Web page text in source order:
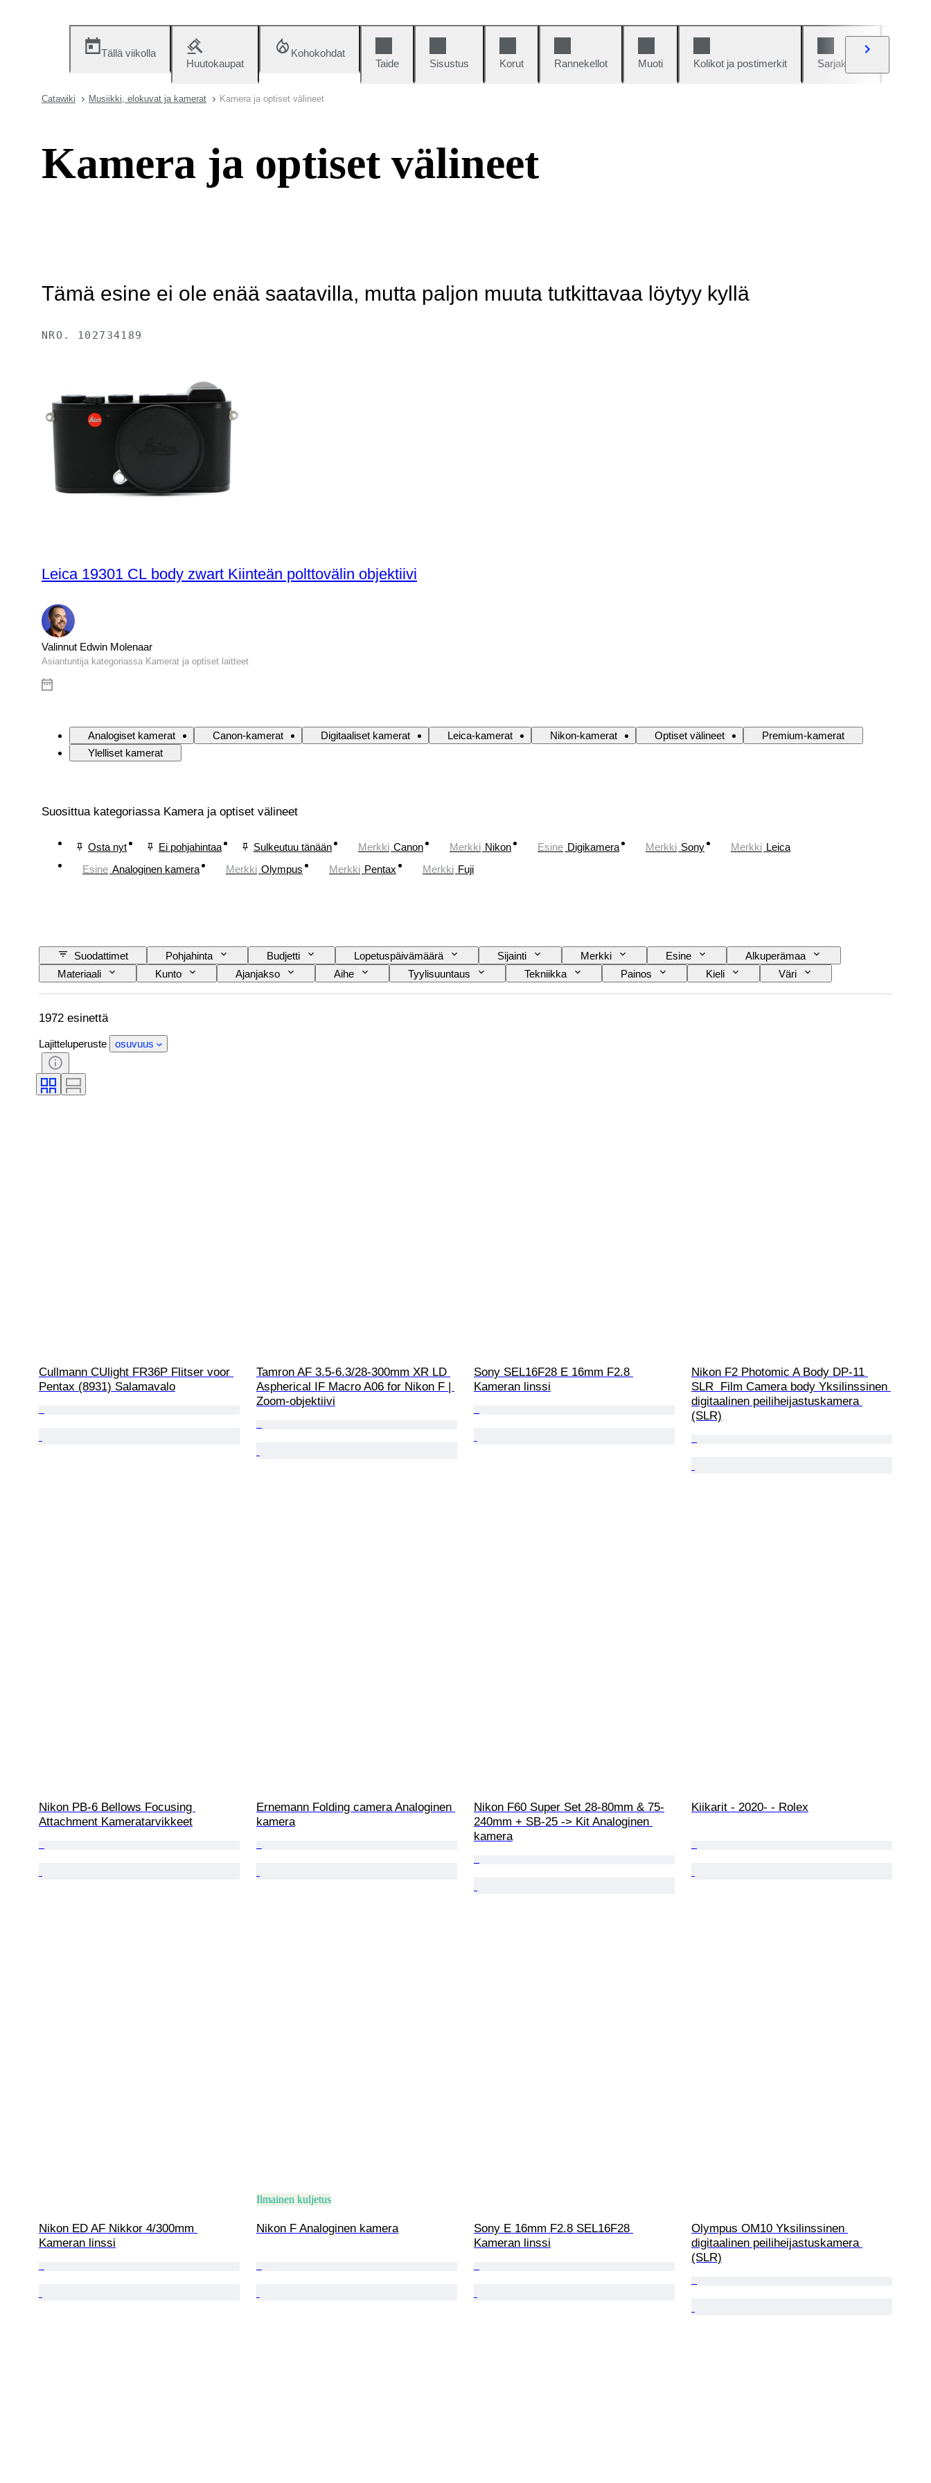
Tällä viikolla
Huutokaupat
Kohokohdat
Taide
Sisustus Korut Rannekellot Muoti Kolikot ja postimerkit Sarjakuvat
Catawiki Musiikki, elokuvat ja kamerat Kamera ja optiset välineet
Kamera ja optiset välineet
Tämä esine ei ole enää saatavilla, mutta paljon muuta tutkittavaa löytyy kyllä
NRO. 102734189
Leica 19301 CL body zwart Kiinteän polttovälin objektiivi
Valinnut Edwin Molenaar
Asiantuntija kategoriassa Kamerat ja optiset laitteet
Analogiset kamerat Canon-kamerat Digitaaliset kamerat Leica-kamerat Nikon-kamerat Optiset välineet
Premium-kamerat
Ylelliset kamerat
Suosittua kategoriassa Kamera ja optiset välineet
Osta nyt Ei pohjahintaa Sulkeutuu tänään Merkki Canon Merkki Nikon Esine Digikamera Merkki Sony Merkki Leica
Esine Analoginen kamera Merkki Olympus Merkki Pentax Merkki Fuji
Suodattimet Pohjahinta Budjetti Lopetuspäivämäärä Sijainti Merkki Esine
Alkuperämaa
Materiaali
Kunto Ajanjakso Aihe Tyylisuuntaus Tekniikka Painos Kieli
Väri
Objektiivin kiinnitys
Kiikarityyppi Mikroskoopin tyyppi Videonauhurin tyyppi Teleskoopin tyyppi
Videokameran tyyppi
1972 esinettä
Lajitteluperuste osuvuus
Cullmann CUlight FR36P Flitser voor
Pentax (8931) Salamavalo
Tamron AF 3.5-6.3/28-300mm XR LD
Aspherical IF Macro A06 for Nikon F |
Zoom-objektiivi
Sony SEL16F28 E 16mm F2.8
Kameran linssi
Nikon F2 Photomic A Body DP-11
SLR  Film Camera body Yksilinssinen
digitaalinen peiliheijastuskamera
(SLR)
Nikon PB-6 Bellows Focusing
Attachment Kameratarvikkeet
Ernemann Folding camera Analoginen
kamera
Nikon F60 Super Set 28-80mm & 75-
240mm + SB-25 -> Kit Analoginen
kamera
Kiikarit - 2020- - Rolex
Nikon ED AF Nikkor 4/300mm
Kameran linssi
Ilmainen kuljetus
Nikon F Analoginen kamera
Sony E 16mm F2.8 SEL16F28
Kameran linssi
Olympus OM10 Yksilinssinen
digitaalinen peiliheijastuskamera
(SLR)